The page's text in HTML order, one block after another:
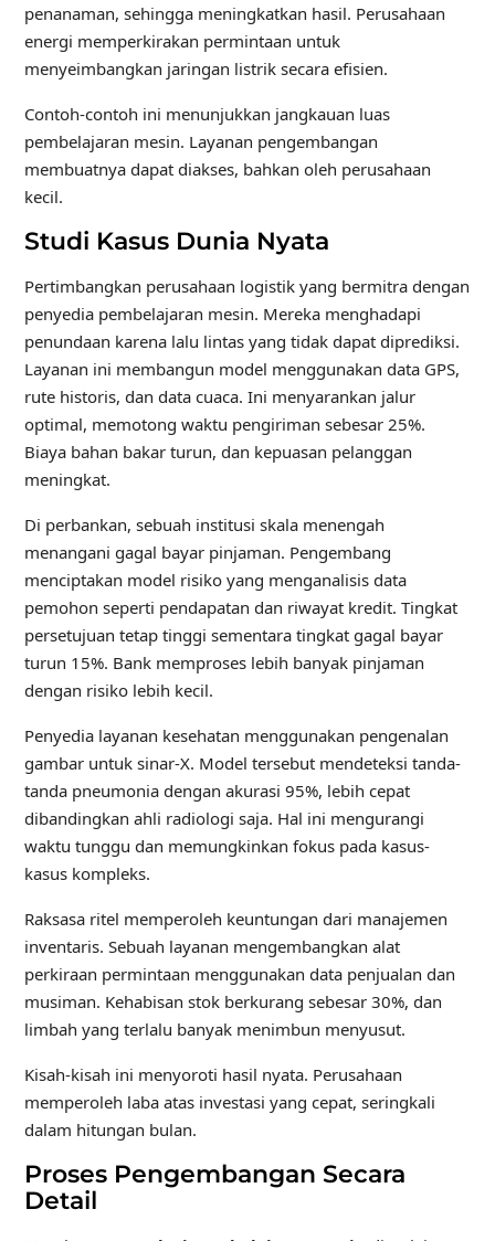
penanaman, sehingga meningkatkan hasil. Perusahaan
energi memperkirakan permintaan untuk
menyeimbangkan jaringan listrik secara efisien.
Contoh-contoh ini menunjukkan jangkauan luas
pembelajaran mesin. Layanan pengembangan
membuatnya dapat diakses, bahkan oleh perusahaan
kecil.
Studi Kasus Dunia Nyata
Pertimbangkan perusahaan logistik yang bermitra dengan
penyedia pembelajaran mesin. Mereka menghadapi
penundaan karena lalu lintas yang tidak dapat diprediksi.
Layanan ini membangun model menggunakan data GPS,
rute historis, dan data cuaca. Ini menyarankan jalur
optimal, memotong waktu pengiriman sebesar 25%.
Biaya bahan bakar turun, dan kepuasan pelanggan
meningkat.
Di perbankan, sebuah institusi skala menengah
menangani gagal bayar pinjaman. Pengembang
menciptakan model risiko yang menganalisis data
pemohon seperti pendapatan dan riwayat kredit. Tingkat
persetujuan tetap tinggi sementara tingkat gagal bayar
turun 15%. Bank memproses lebih banyak pinjaman
dengan risiko lebih kecil.
Penyedia layanan kesehatan menggunakan pengenalan
gambar untuk sinar-X. Model tersebut mendeteksi tanda-
tanda pneumonia dengan akurasi 95%, lebih cepat
dibandingkan ahli radiologi saja. Hal ini mengurangi
waktu tunggu dan memungkinkan fokus pada kasus-
kasus kompleks.
Raksasa ritel memperoleh keuntungan dari manajemen
inventaris. Sebuah layanan mengembangkan alat
perkiraan permintaan menggunakan data penjualan dan
musiman. Kehabisan stok berkurang sebesar 30%, dan
limbah yang terlalu banyak menimbun menyusut.
Kisah-kisah ini menyoroti hasil nyata. Perusahaan
memperoleh laba atas investasi yang cepat, seringkali
dalam hitungan bulan.
Proses Pengembangan Secara
Detail